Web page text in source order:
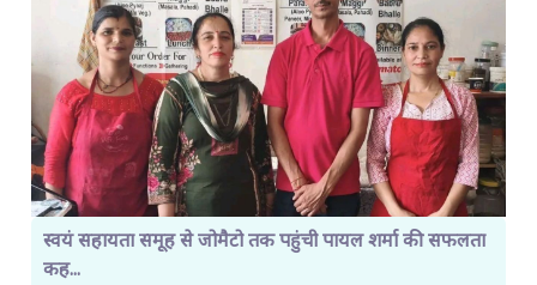
स्वयं सहायता समूह से जोमैटो तक पहुंची पायल शर्मा की सफलता
कह...